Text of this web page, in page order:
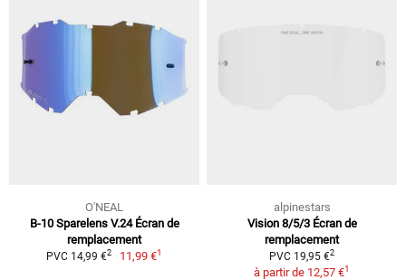
O'NEAL
B-10 Sparelens V.24 Écran de
remplacement
PVC 14,99 €2 11,99 €1
alpinestars
Vision 8/5/3 Écran de
remplacement
PVC 19,95 €2
à partir de 12,57 €1